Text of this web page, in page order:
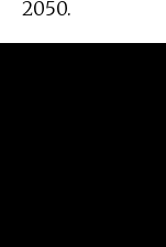
2050.